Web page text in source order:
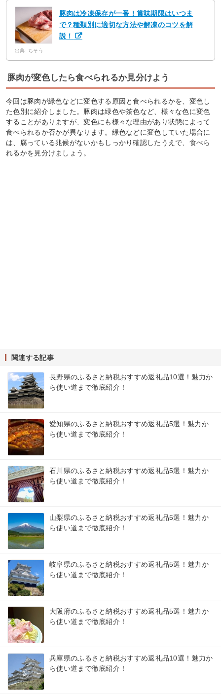
豚肉は冷凍保存が一番！賞味期限はいつま
で？種類別に適切な方法や解凍のコツを解
説！
出典: ちそう
豚肉が変色したら食べられるか見分けよう
今回は豚肉が緑色などに変色する原因と食べられるかを、変色し
た色別に紹介しました。豚肉は緑色や茶色など、様々な色に変色
することがありますが、変色にも様々な理由があり状態によって
食べられるか否かが異なります。緑色などに変色していた場合に
は、腐っている兆候がないかもしっかり確認したうえで、食べら
れるかを見分けましょう。
関連する記事
長野県のふるさと納税おすすめ返礼品10選！魅力か
ら使い道まで徹底紹介！
愛知県のふるさと納税おすすめ返礼品5選！魅力か
ら使い道まで徹底紹介！
石川県のふるさと納税おすすめ返礼品5選！魅力か
ら使い道まで徹底紹介！
山梨県のふるさと納税おすすめ返礼品5選！魅力か
ら使い道まで徹底紹介！
岐阜県のふるさと納税おすすめ返礼品5選！魅力か
ら使い道まで徹底紹介！
大阪府のふるさと納税おすすめ返礼品5選！魅力か
ら使い道まで徹底紹介！
兵庫県のふるさと納税おすすめ返礼品10選！魅力か
ら使い道まで徹底紹介！